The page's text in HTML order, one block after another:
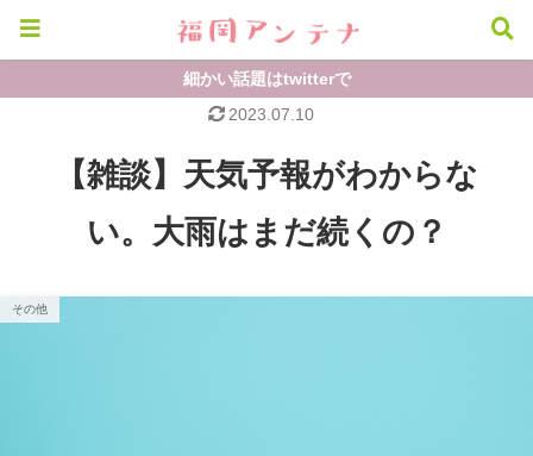
細かい話題はtwitterで
【雑談】天気予報がわからな
い。大雨はまだ続くの？
その他
2023.07.10